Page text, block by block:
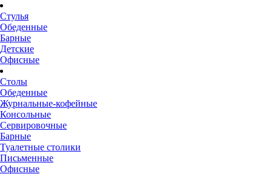
Стулья
Обеденные
Барные
Детские
Офисные
Столы
Обеденные
Журнальные-кофейные
Консольные
Сервировочные
Барные
Туалетные столики
Письменные
Офисные